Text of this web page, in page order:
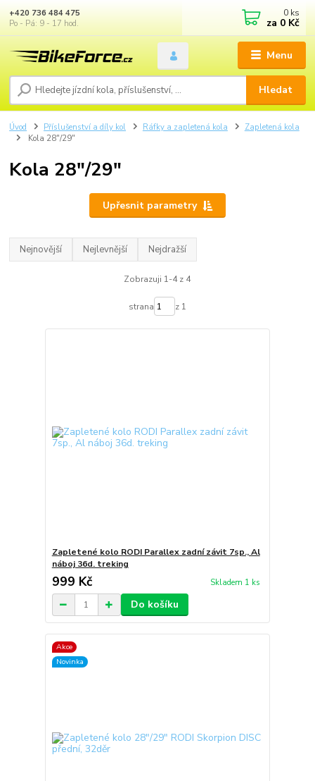
Menu
Hledat
+420 736 484 475
Po - Pá: 9 - 17 hod.
0 ks
za 0 Kč
Úvod Příslušenství a díly kol Ráfky a zapletená kola
Zapletená kola
Kola 28"/29"
Kola 28"/29"
Upřesnit parametry
Nejnovější Nejlevnější Nejdražší
Zobrazuji 1-4 z 4
strana z 1
Zapletené kolo RODI Parallex zadní závit 7sp., Al
náboj 36d. treking
999 Kč Skladem 1 ks
Do košíku
Akce
Novinka